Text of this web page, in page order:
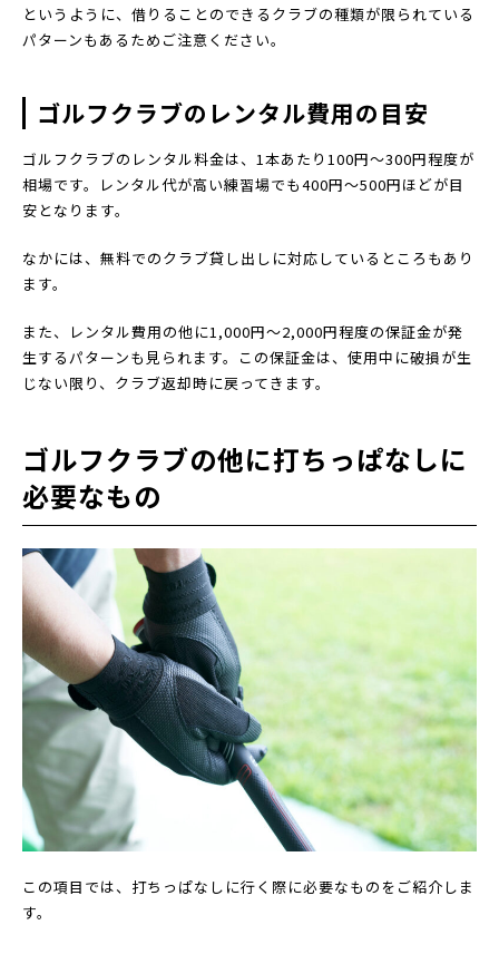
というように、借りることのできるクラブの種類が限られている
パターンもあるためご注意ください。
ゴルフクラブのレンタル費用の目安
ゴルフクラブのレンタル料金は、1本あたり100円～300円程度が
相場です。レンタル代が高い練習場でも400円～500円ほどが目
安となります。
なかには、無料でのクラブ貸し出しに対応しているところもあり
ます。
また、レンタル費用の他に1,000円〜2,000円程度の保証金が発
生するパターンも見られます。この保証金は、使用中に破損が生
じない限り、クラブ返却時に戻ってきます。
ゴルフクラブの他に打ちっぱなしに
必要なもの
この項目では、打ちっぱなしに行く際に必要なものをご紹介しま
す。